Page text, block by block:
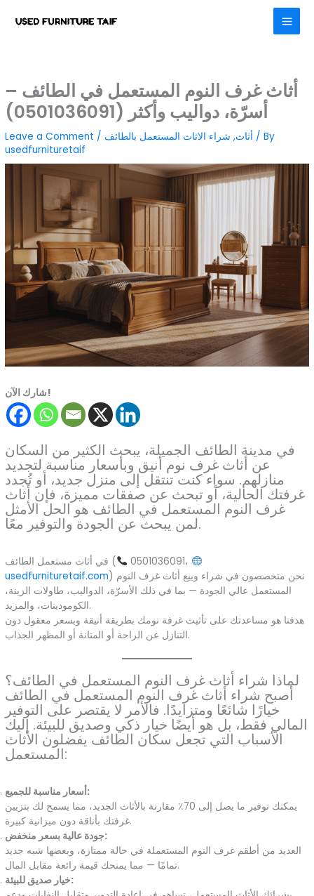
أثاث غرف النوم المستعمل في الطائف –
أسرّة، دواليب وأكثر (0501036091)
Leave a Comment / أثاث, شراء الاثاث المستعمل بالطائف
/ By
usedfurnituretaif
شارك الآن!
في مدينة الطائف الجميلة، يبحث الكثير من السكان
عن أثاث غرف نوم أنيق وبأسعار مناسبة لتجديد
منازلهم. سواء كنت تنتقل إلى منزل جديد، أو تُجدد
غرفتك الحالية، أو تبحث عن صفقات مميزة، فإن أثاث
غرف النوم المستعمل في الطائف هو الحل الأمثل
لمن يبحث عن الجودة والتوفير معًا.
في أثاث مستعمل الطائف (
0501036091،
usedfurnituretaif.com) نحن متخصصون في شراء وبيع أثاث غرف النوم
المستعمل عالي الجودة — بما في ذلك الأسرّة، الدواليب، طاولات الزينة،
الكومودينات، والمزيد.
هدفنا هو مساعدتك على تأثيث غرفة نومك بطريقة أنيقة وبسعر معقول دون
التنازل عن الراحة أو المتانة أو المظهر الجذاب.
لماذا شراء أثاث غرف النوم المستعمل في الطائف؟
أصبح شراء أثاث غرف النوم المستعمل في الطائف
خيارًا شائعًا ومتزايدًا. فالأمر لا يقتصر على التوفير
المالي فقط، بل هو أيضًا خيار ذكي وصديق للبيئة. إليك
الأسباب التي تجعل سكان الطائف يفضلون الأثاث
المستعمل:
أسعار مناسبة للجميع:
يمكنك توفير ما يصل إلى 70٪ مقارنة بالأثاث الجديد، مما يسمح لك بتزيين
غرفتك بأناقة دون ميزانية كبيرة.
جودة عالية بسعر منخفض:
العديد من أطقم غرف النوم المستعملة في حالة ممتازة، وبعضها شبه جديد
تمامًا — مما يمنحك قيمة رائعة مقابل المال.
خيار صديق للبيئة: